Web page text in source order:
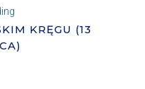
KRĘGU (13